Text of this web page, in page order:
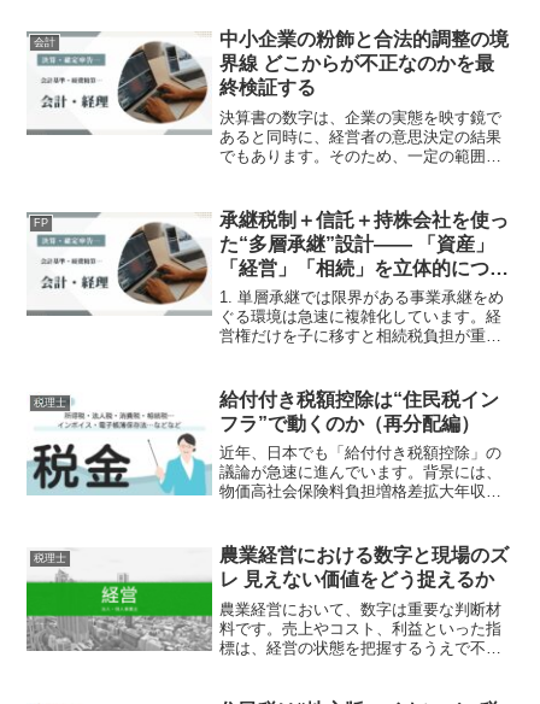
も原則として承継されます。今回の公表
裁決でも、債務免除を受け...
会計
中小企業の粉飾と合法的調整の境
界線 どこからが不正なのかを最
終検証する
決算書の数字は、企業の実態を映す鏡で
あると同時に、経営者の意思決定の結果
でもあります。そのため、一定の範囲で
こまで許されるのかという問題は、極め
て重要です。合法的な会計...
FP
承継税制＋信託＋持株会社を使っ
た“多層承継”設計―― 「資産」
「経営」「相続」を立体的につな
ぐ次世代モデル
1. 単層承継では限界がある事業承継をめ
ぐる環境は急速に複雑化しています。経
営権だけを子に移すと相続税負担が重く
企業では資本構造が分散しやすいこうし
た問題に対し、いま実...
税理士
給付付き税額控除は“住民税イン
フラ”で動くのか（再分配編）
近年、日本でも「給付付き税額控除」の
議論が急速に進んでいます。背景には、
物価高社会保険料負担増格差拡大年収の
う傾向がありました。しかし現在は、
「税と給付を一体化できない...
税理士
農業経営における数字と現場のズ
レ 見えない価値をどう捉えるか
農業経営において、数字は重要な判断材
料です。売上やコスト、利益といった指
標は、経営の状態を把握するうえで不可